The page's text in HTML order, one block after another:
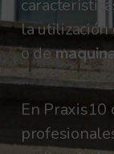
la utilización
o de
En Praxis10